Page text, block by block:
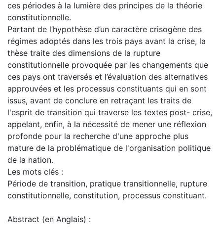
ces périodes à la lumière des principes de la théorie
constitutionnelle.
Partant de l’hypothèse d’un caractère crisogène des
régimes adoptés dans les trois pays avant la crise, la
thèse traite des dimensions de la rupture
constitutionnelle provoquée par les changements que
ces pays ont traversés et l’évaluation des alternatives
approuvées et les processus constituants qui en sont
issus, avant de conclure en retraçant les traits de
l'esprit de transition qui traverse les textes post- crise,
appelant, enfin, à la nécessité de mener une réflexion
profonde pour la recherche d'une approche plus
mature de la problématique de l'organisation politique
de la nation.
Les mots clés :
Période de transition, pratique transitionnelle, rupture
constitutionnelle, constitution, processus constituant.
Abstract (en Anglais) :